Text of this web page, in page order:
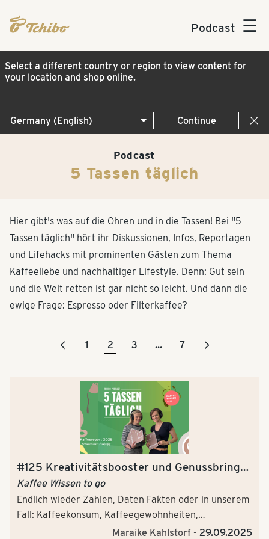
Podcast ☰
Select a different country or region to view content for
your location and shop online.
Continue
Podcast
5 Tassen täglich
Hier gibt's was auf die Ohren und in die Tassen! Bei "5
Tassen täglich" hört ihr Diskussionen, Infos, Reportagen
und Lifehacks mit prominenten Gästen zum Thema
Kaffeeliebe und nachhaltiger Lifestyle. Denn: Gut sein
und die Welt retten ist gar nicht so leicht. Und dann die
ewige Frage: Espresso oder Filterkaffee?
< 1 2 3 … 7 >
#125 Kreativitätsbooster und Genussbringer
– Kaffee als Superkraft. Fakten aus dem
Kaffeereport 2025
Kaffee Wissen to go
Endlich wieder Zahlen, Daten Fakten oder in unserem
Fall: Kaffeekonsum, Kaffeegewohnheiten,
Kaffeevorlieben – wir haben mit der neuen Folge „5
Maraike Kahlstorf - 29.09.2025